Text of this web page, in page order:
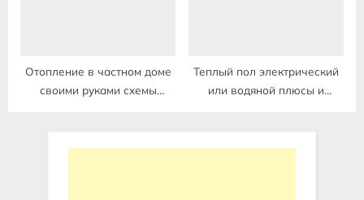
Отопление в частном доме
своими руками схемы
Теплый пол электрический
или водяной плюсы и